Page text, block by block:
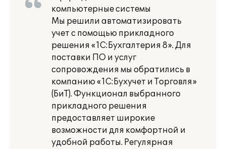
компьютерные системы
Мы решили автоматизировать
учет с помощью прикладного
решения «1С:Бухгалтерия 8». Для
поставки ПО и услуг
сопровождения мы обратились в
компанию «1С:Бухучет и Торговля»
(БиТ). Функционал выбранного
прикладного решения
предоставляет широкие
возможности для комфортной и
удобной работы. Регулярная